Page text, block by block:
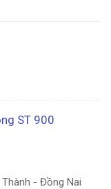
ST 900
- Đồng Nai